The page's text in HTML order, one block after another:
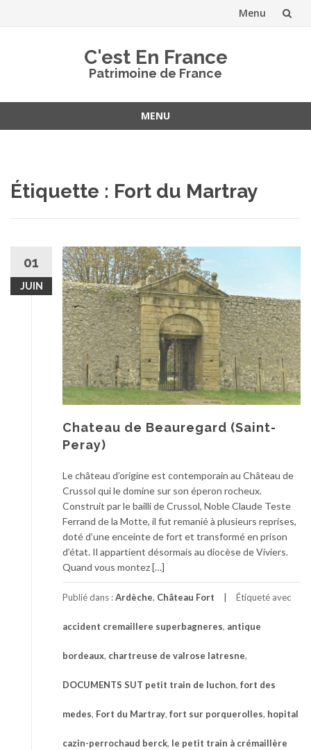
Menu
C'est En France
Patrimoine de France
MENU
Étiquette : Fort du Martray
01
JUIN
Chateau de Beauregard (Saint-
Peray)
Le château d’origine est contemporain au Château de
Crussol qui le domine sur son éperon rocheux.
Construit par le bailli de Crussol, Noble Claude Teste
Ferrand de la Motte, il fut remanié à plusieurs reprises,
doté d’une enceinte de fort et transformé en prison
d’état. Il appartient désormais au diocèse de Viviers.
Quand vous montez […]
Publié dans :Ardèche, Château Fort Étiqueté avec
accident cremaillere superbagneres, antique
bordeaux, chartreuse de valrose latresne,
DOCUMENTS SUT petit train de luchon, fort des
medes, Fort du Martray, fort sur porquerolles, hopital
cazin-perrochaud berck, le petit train à crémaillère